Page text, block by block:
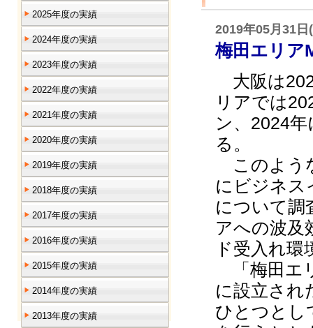
2025年度の実績
2024年度の実績
2023年度の実績
2022年度の実績
2021年度の実績
2020年度の実績
2019年度の実績
2018年度の実績
2017年度の実績
2016年度の実績
2015年度の実績
2014年度の実績
2013年度の実績
2019年05月31日
梅田エリア
大阪は
リアでは
ン、2024
る。
このよう
にビジネス
について調
アへの波及
ド受入れ
「梅田エ
に設立され
ひとつとし